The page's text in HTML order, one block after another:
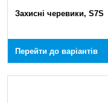
Захисні черевики, S7S
Перейти до варіантів